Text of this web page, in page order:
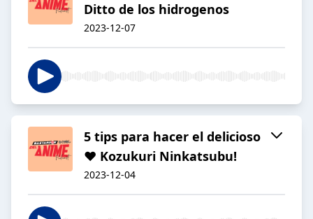
Ditto de los hidrogenos
2023-12-07
5 tips para hacer el delicioso
♥ Kozukuri Ninkatsubu!
2023-12-04